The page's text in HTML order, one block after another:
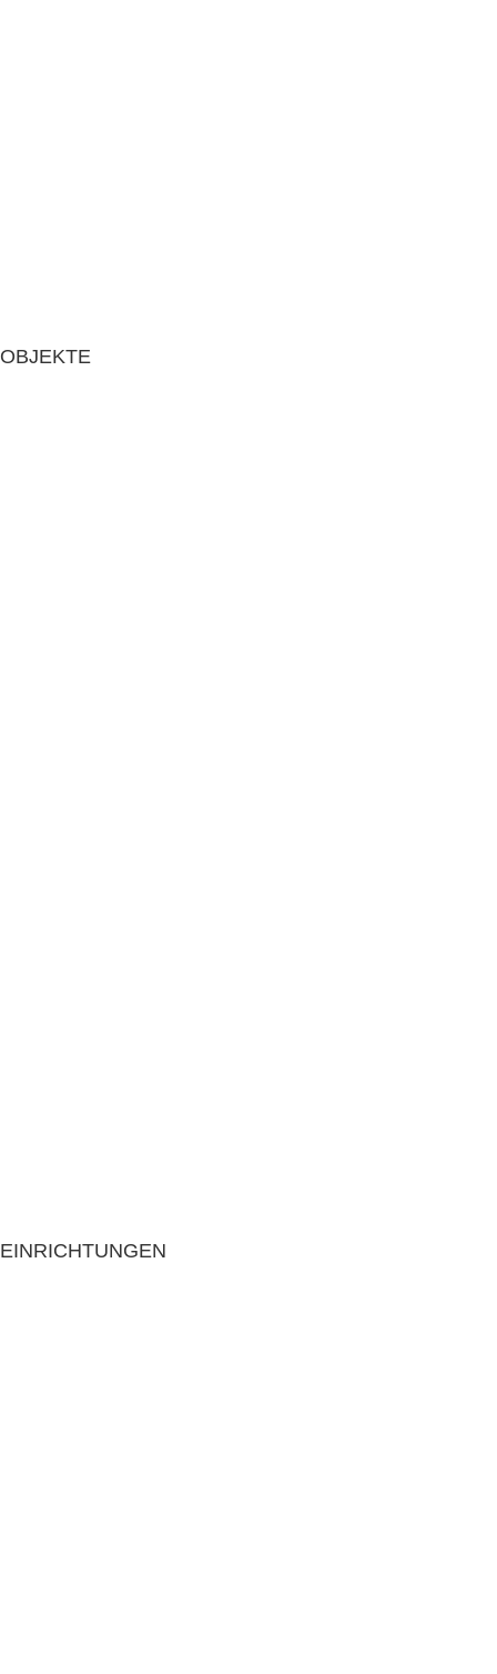
OBJEKTE
EINRICHTUNGEN